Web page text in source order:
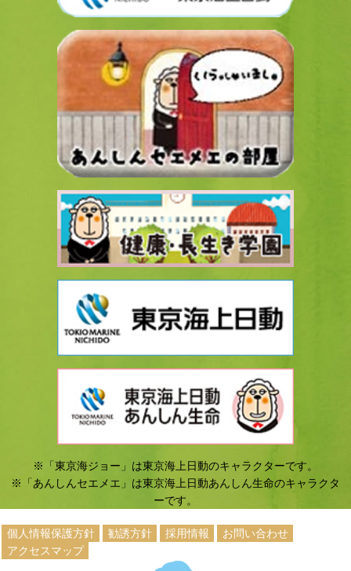
※「東京海ジョー」は東京海上日動のキャラクターです。
※「あんしんセエメエ」は東京海上日動あんしん生命のキャラクタ
ーです。
個人情報保護方針 勧誘方針 採用情報
お問い合わせ
アクセスマップ